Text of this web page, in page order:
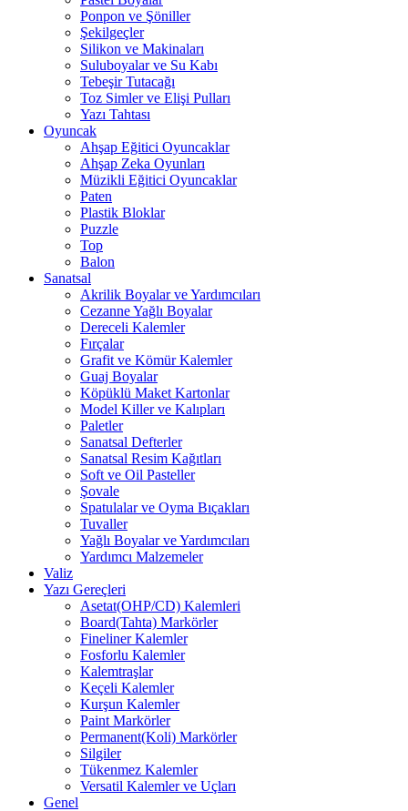
Ponpon ve Şöniller
Şekilgeçler
Silikon ve Makinaları
Suluboyalar ve Su Kabı
Tebeşir Tutacağı
Toz Simler ve Elişi Pulları
Yazı Tahtası
Oyuncak
Ahşap Eğitici Oyuncaklar
Ahşap Zeka Oyunları
Müzikli Eğitici Oyuncaklar
Paten
Plastik Bloklar
Puzzle
Top
Balon
Sanatsal
Akrilik Boyalar ve Yardımcıları
Cezanne Yağlı Boyalar
Dereceli Kalemler
Fırçalar
Grafit ve Kömür Kalemler
Guaj Boyalar
Köpüklü Maket Kartonlar
Model Killer ve Kalıpları
Paletler
Sanatsal Defterler
Sanatsal Resim Kağıtları
Soft ve Oil Pasteller
Şovale
Spatulalar ve Oyma Bıçakları
Tuvaller
Yağlı Boyalar ve Yardımcıları
Yardımcı Malzemeler
Valiz
Yazı Gereçleri
Asetat(OHP/CD) Kalemleri
Board(Tahta) Markörler
Fineliner Kalemler
Fosforlu Kalemler
Kalemtraşlar
Keçeli Kalemler
Kurşun Kalemler
Paint Markörler
Permanent(Koli) Markörler
Silgiler
Tükenmez Kalemler
Versatil Kalemler ve Uçları
Genel